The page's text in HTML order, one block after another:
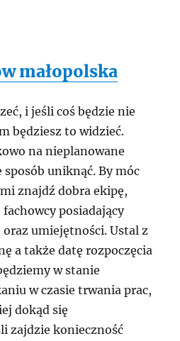
małopolska
i jeśli coś będzie nie
będziesz to widzieć.
na nieplanowane
uniknąć. By móc
znajdź dobra ekipę,
posiadający
umiejętności. Ustal z
a także datę rozpoczęcia
w stanie
w czasie trwania prac,
dokąd się
zajdzie konieczność